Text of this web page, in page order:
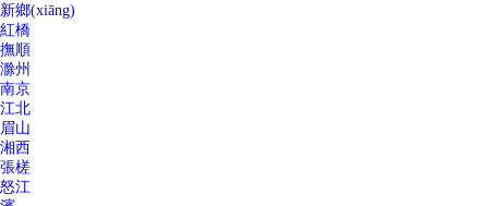
新鄉(xiāng)
紅橋
撫順
滁州
南京
江北
眉山
湘西
張槎
怒江